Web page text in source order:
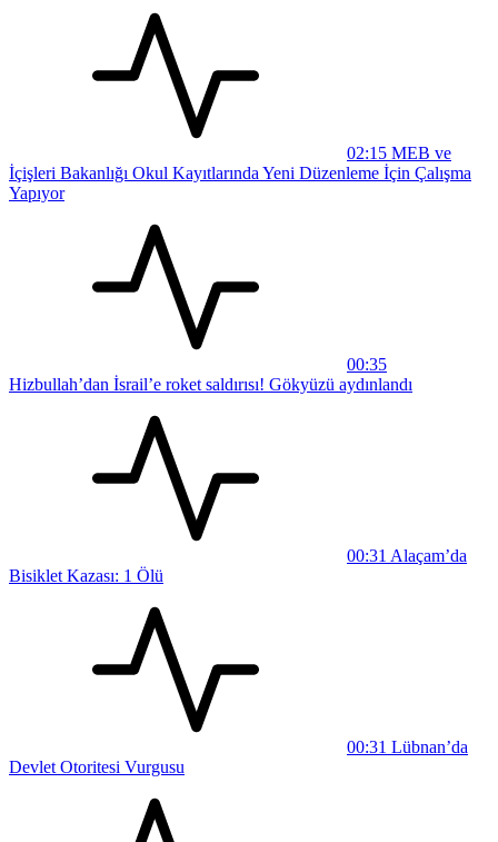
02:15 MEB ve
İçişleri Bakanlığı Okul Kayıtlarında Yeni Düzenleme İçin Çalışma
Yapıyor
00:35
Hizbullah’dan İsrail’e roket saldırısı! Gökyüzü aydınlandı
00:31 Alaçam’da
Bisiklet Kazası: 1 Ölü
00:31 Lübnan’da
Devlet Otoritesi Vurgusu